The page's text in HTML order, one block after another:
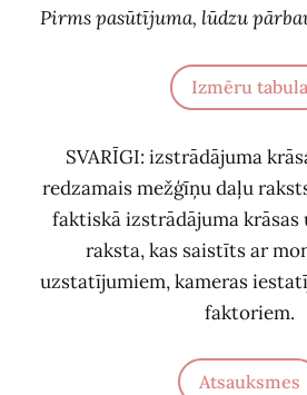
Pirms pasūtījuma, lūdzu
Izmēru tabula
SVARĪGI: izstrādājuma
redzamais mežģīņu daļu
faktiskā izstrādājuma krāsas
raksta, kas saistīts ar
uzstatījumiem, kameras
faktoriem.
Atsauksmes